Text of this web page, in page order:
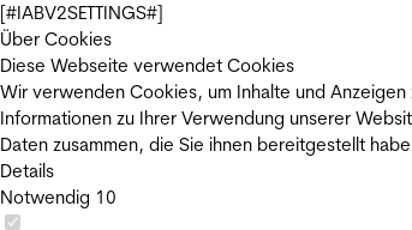
[#IABV2SETTINGS#]
Über Cookies
Diese Webseite verwendet Cookies
Wir verwenden Cookies, um Inhalte und
Informationen zu Ihrer Verwendung unserer
Daten zusammen, die Sie ihnen bereitgestellt
Details
Notwendig 10